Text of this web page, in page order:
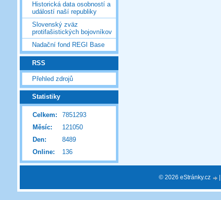
Historická data osobností a
událostí naší republiky
Slovenský zväz
protifašistických bojovníkov
Nadační fond REGI Base
RSS
Přehled zdrojů
Statistiky
Online: 136
Celkem:
7851293
Měsíc:
121050
Den:
8489
© 2026 eStránky.cz